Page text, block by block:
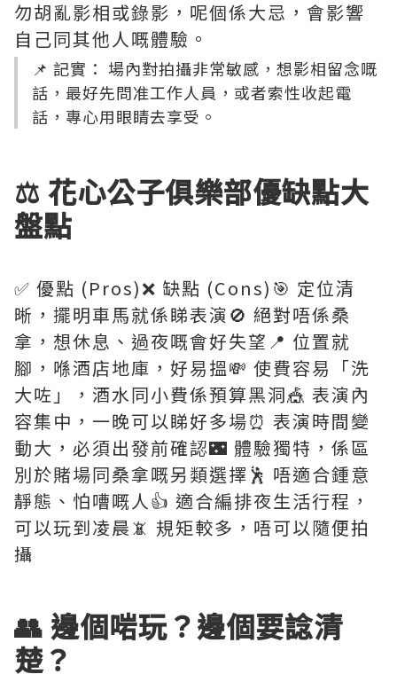
勿胡亂影相或錄影，呢個係大忌，會影響
自己同其他人嘅體驗。
📌 記實： 場內對拍攝非常敏感，想影相留念嘅
話，最好先問准工作人員，或者索性收起電
話，專心用眼睛去享受。
⚖️ 花心公子俱樂部優缺點大
盤點
✅ 優點 (Pros)❌ 缺點 (Cons)🎯 定位清
晰，擺明車馬就係睇表演🚫 絕對唔係桑
拿，想休息、過夜嘅會好失望📍 位置就
腳，喺酒店地庫，好易搵💸 使費容易「洗
大咗」，酒水同小費係預算黑洞🎪 表演內
容集中，一晚可以睇好多場⏰ 表演時間變
動大，必須出發前確認🌃 體驗獨特，係區
別於賭場同桑拿嘅另類選擇🕺 唔適合鍾意
靜態、怕嘈嘅人👍 適合編排夜生活行程，
可以玩到凌晨📵 規矩較多，唔可以隨便拍
攝
👥 邊個啱玩？邊個要諗清
楚？